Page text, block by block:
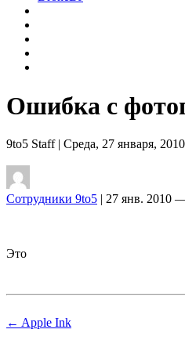
Ошибка с
9to5 Staff| Среда, 27 января,
Сотрудники 9to5 | 27 янв. 2010
Это
← Apple Ink